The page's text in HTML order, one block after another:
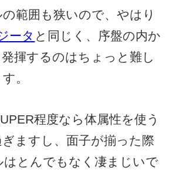
範囲も狭いので、やはり
ータ と同じく、序盤の内か
揮するのはちょっと難し
。
程度なら体属性を使う
ますし 、面子が揃った際
とんでもなく凄まじいで